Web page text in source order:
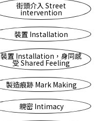
街頭介入 Street
intervention
裝置 Installation
裝置 Installation，身同感
受 Shared Feeling
製造痕跡 Mark Making
親密 Intimacy